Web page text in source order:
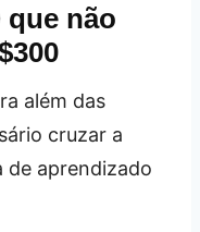
não
além das
cruzar a
de aprendizado